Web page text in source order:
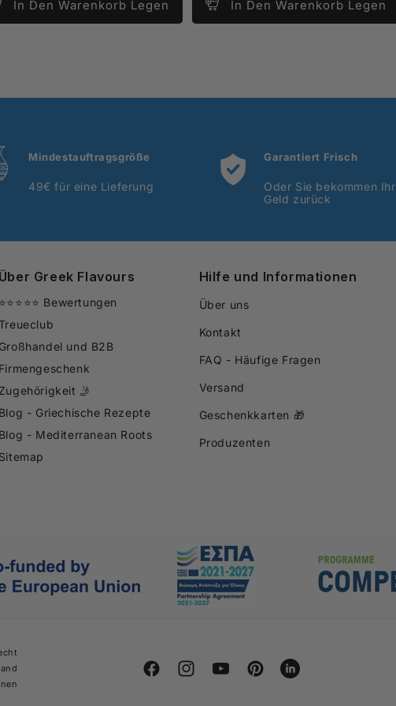
In Den Warenkorb Legen In Den Warenkorb Legen
Mindestauftragsgröße
49€ für eine Lieferung
Garantiert Frisch
Oder Sie bekommen Ihr
Geld zurück
Über Greek Flavours
⭐⭐⭐⭐⭐ Bewertungen
Großhandel und B2B
Firmengeschenk
Zugehörigkeit 🤳
Blog - Griechische Rezepte
Blog - Mediterranean Roots
Sitemap
Hilfe und Informationen
Über uns
Kontakt
FAQ - Häufige Fragen
Versand
Geschenkkarten 🎁
Produzenten
FacebookInstagramYouTubePinterestSnapchat